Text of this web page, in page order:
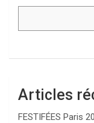
Articles
FESTIFÉES Paris